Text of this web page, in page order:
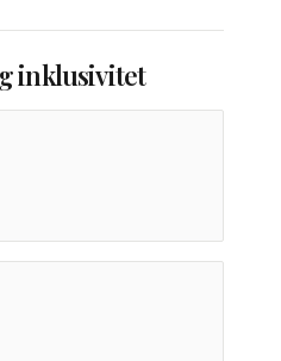
inklusivitet